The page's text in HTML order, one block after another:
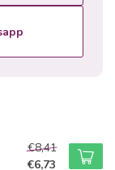
€8,41
€6,73